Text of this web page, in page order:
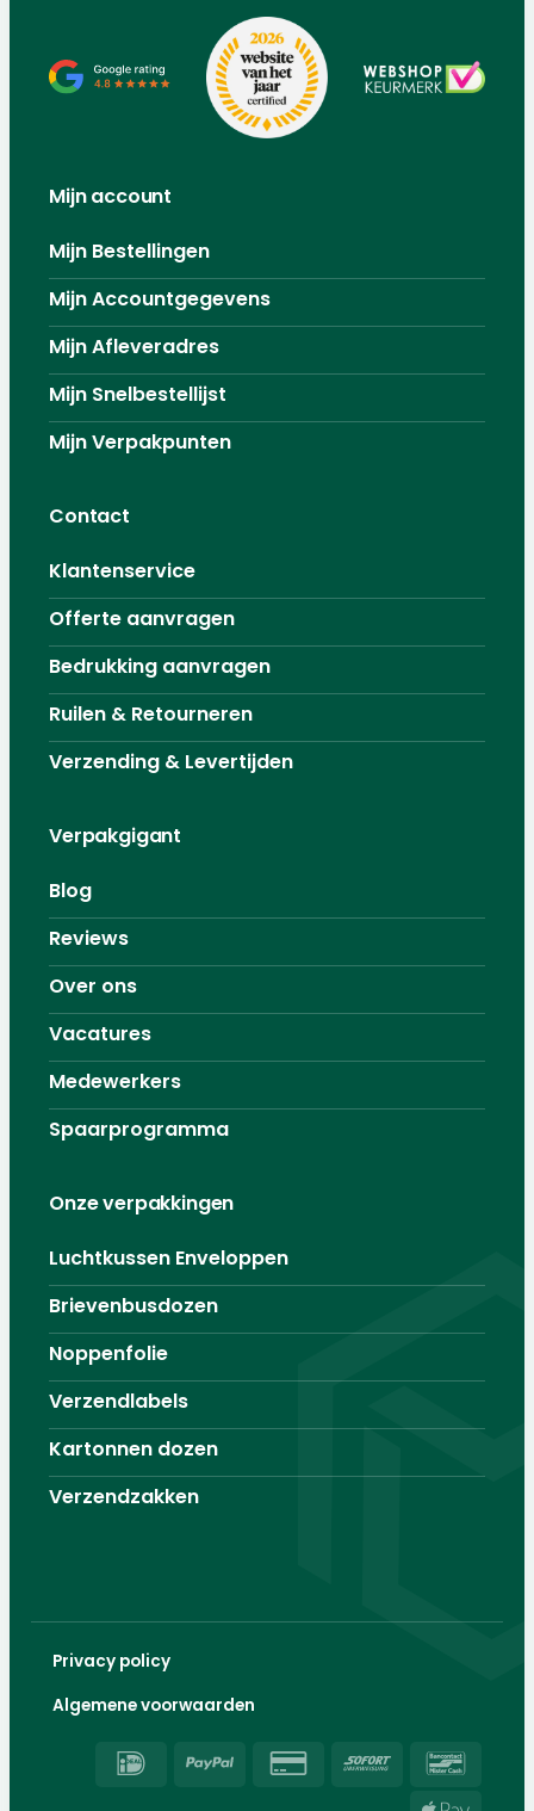
Mijn account
Mijn Bestellingen
Mijn Accountgegevens
Mijn Afleveradres
Mijn Snelbestellijst
Mijn Verpakpunten
Contact
Klantenservice
Offerte aanvragen
Bedrukking aanvragen
Ruilen & Retourneren
Verzending & Levertijden
Verpakgigant
Blog
Reviews
Over ons
Vacatures
Medewerkers
Spaarprogramma
Onze verpakkingen
Luchtkussen Enveloppen
Brievenbusdozen
Noppenfolie
Verzendlabels
Kartonnen dozen
Verzendzakken
Privacy policy
Algemene voorwaarden
IDeal PayPal
Credit
Sofort